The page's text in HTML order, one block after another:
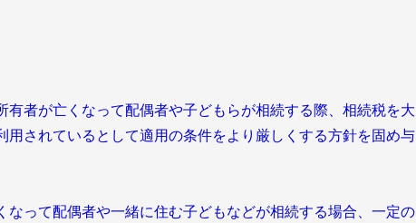
有者が亡くなって配偶者や子どもらが相続する際、相続税を大
用されているとして適用の条件をより厳しくする方針を固め与
なって配偶者や一緒に住む子どもなどが相続する場合、一定の